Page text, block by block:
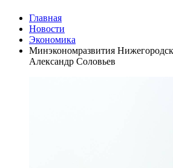
Главная
Новости
Экономика
Минэкономразвития
Александр Соловьев